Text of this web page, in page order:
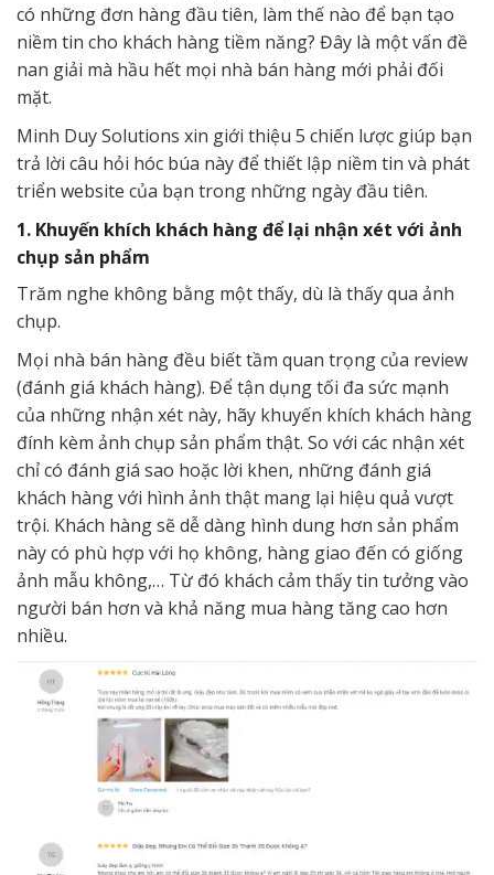
có những đơn hàng đầu tiên, làm thế nào để bạn tạo
niềm tin cho khách hàng tiềm năng? Đây là một vấn đề
nan giải mà hầu hết mọi nhà bán hàng mới phải đối
mặt.
Minh Duy Solutions xin giới thiệu 5 chiến lược giúp bạn
trả lời câu hỏi hóc búa này để thiết lập niềm tin và phát
triển website của bạn trong những ngày đầu tiên.
1. Khuyến khích khách hàng để lại nhận xét với ảnh
chụp sản phẩm
Trăm nghe không bằng một thấy, dù là thấy qua ảnh
chụp.
Mọi nhà bán hàng đều biết tầm quan trọng của review
(đánh giá khách hàng). Để tận dụng tối đa sức mạnh
của những nhận xét này, hãy khuyến khích khách hàng
đính kèm ảnh chụp sản phẩm thật. So với các nhận xét
chỉ có đánh giá sao hoặc lời khen, những đánh giá
khách hàng với hình ảnh thật mang lại hiệu quả vượt
trội. Khách hàng sẽ dễ dàng hình dung hơn sản phẩm
này có phù hợp với họ không, hàng giao đến có giống
ảnh mẫu không,… Từ đó khách cảm thấy tin tưởng vào
người bán hơn và khả năng mua hàng tăng cao hơn
nhiều.